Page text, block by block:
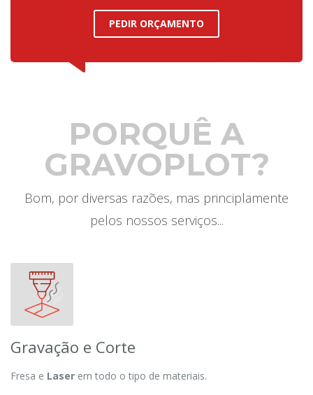
PEDIR ORÇAMENTO
PORQUÊ A
GRAVOPLOT?
Bom, por diversas razões, mas principlamente
pelos nossos serviços...
Gravação e Corte
Fresa e Laser em todo o tipo de materiais.